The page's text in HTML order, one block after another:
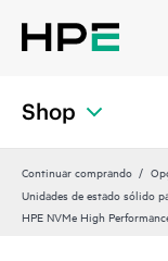
Shop
Continuar comprando
Unidades de estado sólido
HPE NVMe High